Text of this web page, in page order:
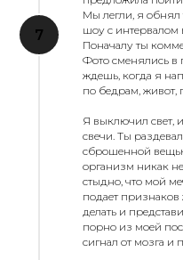
Мы легли, я обнял
шоу с интервалом
Поначалу ты
Фото сменялись в
ждешь, когда я
по бедрам, живот,
Я выключил свет,
свечи. Ты
сброшенной
организм никак
стыдно, что мой
подает
делать и
порно из моей
сигнал от мозга и